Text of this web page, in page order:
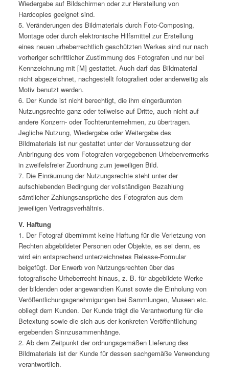
Wiedergabe auf Bildschirmen oder zur Herstellung von
Hardcopies geeignet sind.
5. Veränderungen des Bildmaterials durch Foto-Composing,
Montage oder durch elektronische Hilfsmittel zur Erstellung
eines neuen urheberrechtlich geschützten Werkes sind nur nach
vorheriger schriftlicher Zustimmung des Fotografen und nur bei
Kennzeichnung mit [M] gestattet. Auch darf das Bildmaterial
nicht abgezeichnet, nachgestellt fotografiert oder anderweitig als
Motiv benutzt werden.
6. Der Kunde ist nicht berechtigt, die ihm eingeräumten
Nutzungsrechte ganz oder teilweise auf Dritte, auch nicht auf
andere Konzern- oder Tochterunternehmen, zu übertragen.
Jegliche Nutzung, Wiedergabe oder Weitergabe des
Bildmaterials ist nur gestattet unter der Voraussetzung der
Anbringung des vom Fotografen vorgegebenen Urhebervermerks
in zweifelsfreier Zuordnung zum jeweiligen Bild.
7. Die Einräumung der Nutzungsrechte steht unter der
aufschiebenden Bedingung der vollständigen Bezahlung
sämtlicher Zahlungsansprüche des Fotografen aus dem
jeweiligen Vertragsverhältnis.
V. Haftung
1. Der Fotograf übernimmt keine Haftung für die Verletzung von
Rechten abgebildeter Personen oder Objekte, es sei denn, es
wird ein entsprechend unterzeichnetes Release-Formular
beigefügt. Der Erwerb von Nutzungsrechten über das
fotografische Urheberrecht hinaus, z. B. für abgebildete Werke
der bildenden oder angewandten Kunst sowie die Einholung von
Veröffentlichungsgenehmigungen bei Sammlungen, Museen etc.
obliegt dem Kunden. Der Kunde trägt die Verantwortung für die
Betextung sowie die sich aus der konkreten Veröffentlichung
ergebenden Sinnzusammenhänge.
2. Ab dem Zeitpunkt der ordnungsgemäßen Lieferung des
Bildmaterials ist der Kunde für dessen sachgemäße Verwendung
verantwortlich.